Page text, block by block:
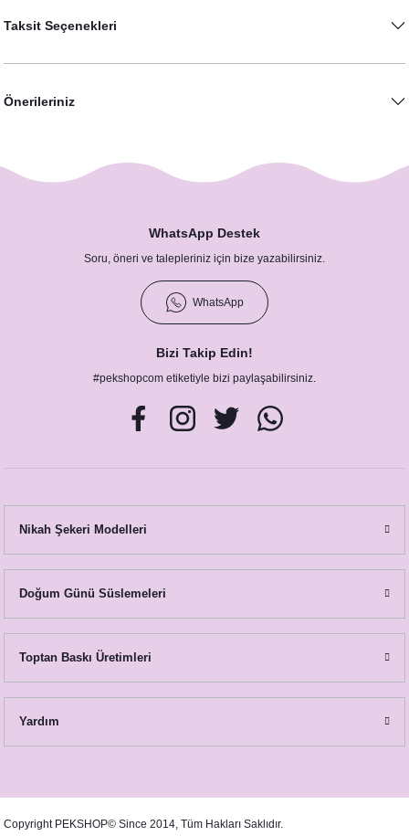
23,00 TL
Soft Mavi Somon Çiçekler Konsept Türk Kahveli Hediyelik
18,00 TL
Soft Mavi Somon Çiçekli Fısfıslı Plastik Kolonya Hediyelik
Taksit Seçenekleri
Önerileriniz
WhatsApp Destek
Soru, öneri ve talepleriniz için bize yazabilirsiniz.
WhatsApp
Bizi Takip Edin!
#pekshopcom etiketiyle bizi paylaşabilirsiniz.
Nikah Şekeri Modelleri
Doğum Günü Süslemeleri
Toptan Baskı Üretimleri
Yardım
Copyright PEKSHOP© Since 2014, Tüm Hakları Saklıdır.